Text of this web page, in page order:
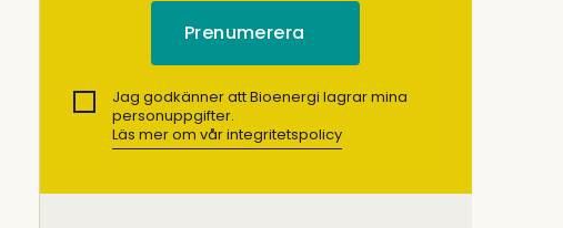
Jag godkänner att Bioenergi lagrar mina
personuppgifter.
Läs mer om vår integritetspolicy